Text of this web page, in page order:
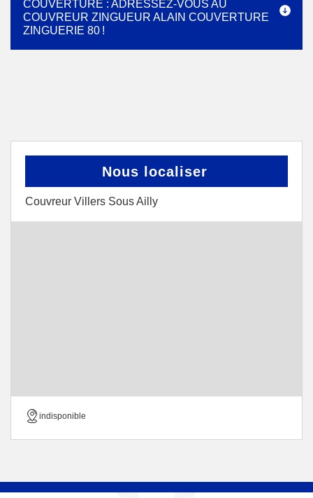
COUVERTURE : ADRESSEZ-VOUS AU
COUVREUR ZINGUEUR ALAIN COUVERTURE
ZINGUERIE 80 !
Nous localiser
Couvreur Villers Sous Ailly
indisponible